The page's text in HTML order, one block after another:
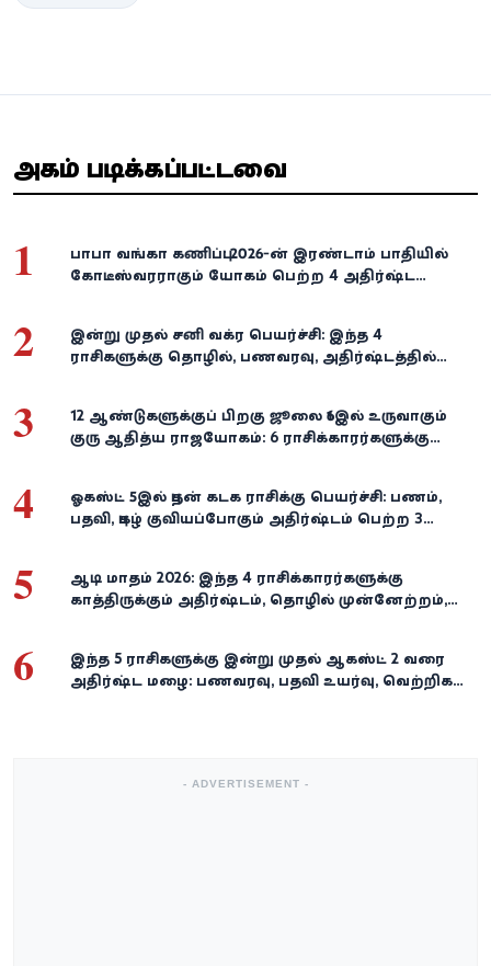
அதிகம் படிக்கப்பட்டவை
1
பாபா வங்கா கணிப்பு: 2026-ன் இரண்டாம் பாதியில்
கோடீஸ்வரராகும் யோகம் பெற்ற 4 அதிர்ஷ்ட
2
இன்று முதல் சனி வக்ர பெயர்ச்சி: இந்த 4
ராசிகளுக்கு தொழில், பணவரவு, அதிர்ஷ்டத்தில்
3
12 ஆண்டுகளுக்குப் பிறகு ஜூலை 16இல் உருவாகும்
குரு ஆதித்ய ராஜயோகம்: 6 ராசிக்காரர்களுக்கு
4
ஓகஸ்ட் 5இல் புதன் கடக ராசிக்கு பெயர்ச்சி: பணம்,
பதவி, புகழ் குவியப்போகும் அதிர்ஷ்டம் பெற்ற 3
5
ஆடி மாதம் 2026: இந்த 4 ராசிக்காரர்களுக்கு
காத்திருக்கும் அதிர்ஷ்டம், தொழில் முன்னேற்றம்,
6
இந்த 5 ராசிகளுக்கு இன்று முதல் ஆகஸ்ட் 2 வரை
அதிர்ஷ்ட மழை: பணவரவு, பதவி உயர்வு, வெற்றிகள்
- ADVERTISEMENT -